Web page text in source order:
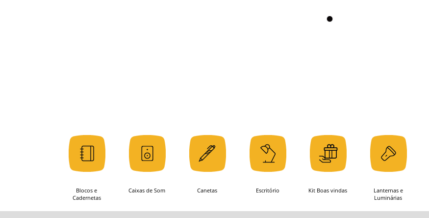
Blocos e
Cadernetas
Caixas de Som Canetas Escritório Kit Boas vindas
Lanternas e
Luminárias